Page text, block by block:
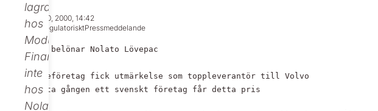
lagras
hos
Modular
Finance,
inte
hos
Nolato.
May 10, 2000, 14:42
Icke regulatorisktPressmeddelande
Ford belönar Nolato Lövepac
Skåneföretag fick utmärkelse som toppleverantör till Volvo
Första gången ett svenskt företag får detta pris